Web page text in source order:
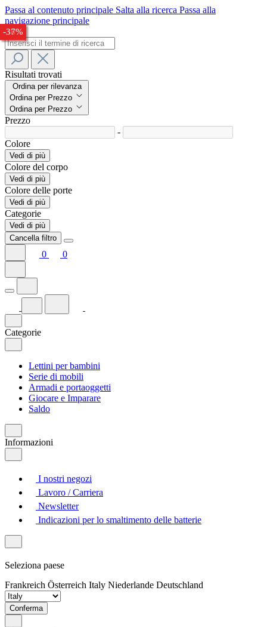
Passa al contenuto principale Salta alla ricerca Passa alla
navigazione principale
Risultati trovati
Ordina per rilevanza
Ordina per Prezzo
Ordina per Prezzo
Prezzo
-
Colore
Vedi di più
Colore del corpo
Vedi di più
Colore delle porte
Vedi di più
Categorie
Vedi di più
Cancella filtro
0 0
Categorie
Lettini per bambini
Serie di mobili
Armadi e portaoggetti
Giocare e Imparare
Saldo
Informazioni
I nostri negozi
Lavoro / Carriera
Newsletter
Indicazioni per lo smaltimento delle batterie
Seleziona paese
Frankreich Österreich Italy Niederlande Deutschland
Conferma
-31%
-26%
-38%
-37%